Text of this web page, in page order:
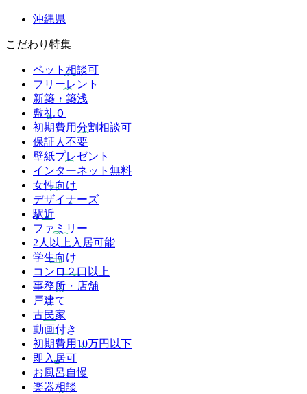
沖縄県
こだわり特集
ペット相談可
フリーレント
新築・築浅
敷礼０
初期費用分割相談可
保証人不要
壁紙プレゼント
インターネット無料
女性向け
デザイナーズ
駅近
ファミリー
2人以上入居可能
学生向け
コンロ２口以上
事務所・店舗
戸建て
古民家
動画付き
初期費用10万円以下
即入居可
お風呂自慢
楽器相談